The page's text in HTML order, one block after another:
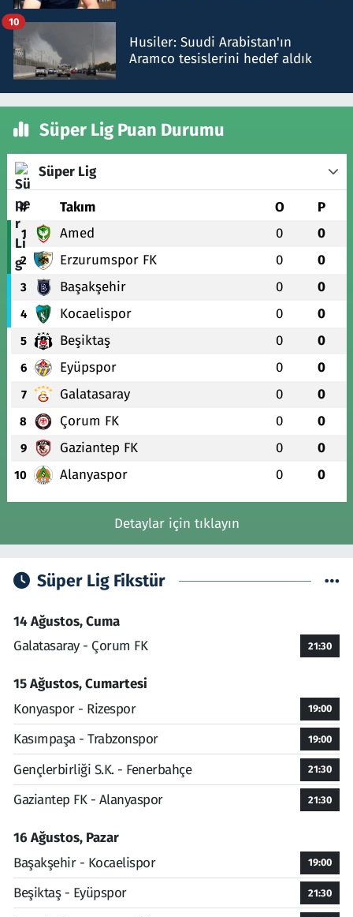
Husiler: Suudi Arabistan'ın
Aramco tesislerini hedef aldık
10
Süper Lig Puan Durumu
Süper Lig
# Takım O P
1 Amed 0 0
2 Erzurumspor FK 0 0
3 Başakşehir 0 0
4 Kocaelispor 0 0
5 Beşiktaş 0 0
6 Eyüpspor 0 0
7 Galatasaray 0 0
8 Çorum FK 0 0
9 Gaziantep FK 0 0
10 Alanyaspor 0 0
Detaylar için tıklayın
Süper Lig Fikstür
14 Ağustos, Cuma
Galatasaray - Çorum FK
21:30
15 Ağustos, Cumartesi
Konyaspor - Rizespor
19:00
Kasımpaşa - Trabzonspor 19:00
Gençlerbirliği S.K. - Fenerbahçe 21:30
Gaziantep FK - Alanyaspor 21:30
16 Ağustos, Pazar
Başakşehir - Kocaelispor
19:00
Beşiktaş - Eyüpspor 21:30